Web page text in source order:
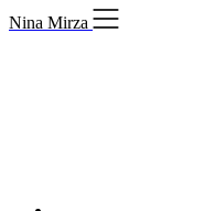
Skip
to
Nina Mirza